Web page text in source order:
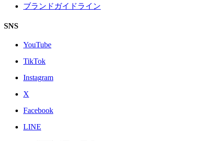
ブランドガイドライン
SNS
YouTube
TikTok
Instagram
X
Facebook
LINE